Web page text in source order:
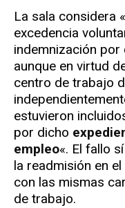
La sala considera
excedencia
indemnización
aunque en virtud
centro de trabajo
estuvieron
por dicho
empleo«. El fallo
la readmisión en
con las mismas
de trabajo.